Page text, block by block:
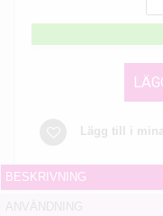
Lägg till i
BESKRIVNING